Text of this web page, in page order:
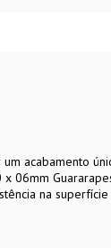
acabamento
06mm
na superfície